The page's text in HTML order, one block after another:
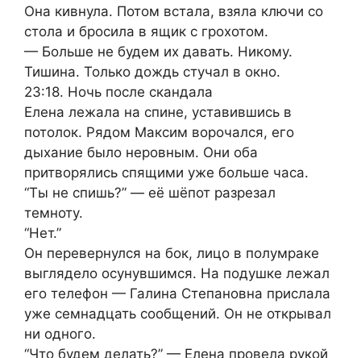
Она кивнула. Потом встала, взяла ключи со
стола и бросила в ящик с грохотом.
— Больше не будем их давать. Никому.
Тишина. Только дождь стучал в окно.
23:18. Ночь после скандала
Елена лежала на спине, уставившись в
потолок. Рядом Максим ворочался, его
дыхание было неровным. Они оба
притворялись спящими уже больше часа.
“Ты не спишь?” — её шёпот разрезал
темноту.
“Нет.”
Он перевернулся на бок, лицо в полумраке
выглядело осунувшимся. На подушке лежал
его телефон — Галина Степановна прислала
уже семнадцать сообщений. Он не открывал
ни одного.
“Что будем делать?” — Елена провела рукой